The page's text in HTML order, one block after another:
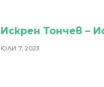
Искрен Тончев –
ЮЛИ 7, 2023